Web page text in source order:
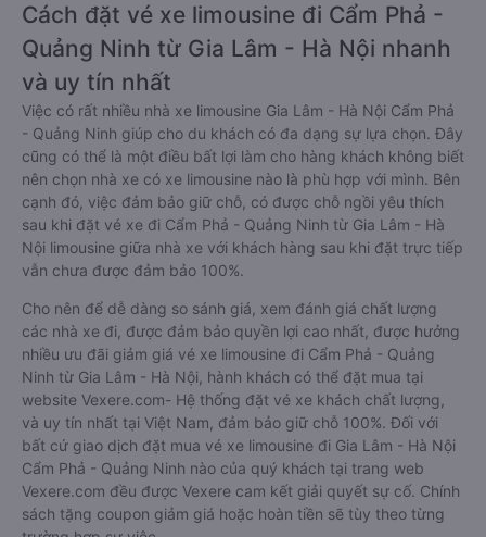
Cách đặt vé xe limousine đi Cẩm Phả -
Quảng Ninh từ Gia Lâm - Hà Nội nhanh
và uy tín nhất
Việc có rất nhiều nhà xe limousine Gia Lâm - Hà Nội Cẩm Phả
- Quảng Ninh giúp cho du khách có đa dạng sự lựa chọn. Đây
cũng có thể là một điều bất lợi làm cho hàng khách không biết
nên chọn nhà xe có xe limousine nào là phù hợp với mình. Bên
cạnh đó, việc đảm bảo giữ chỗ, có được chỗ ngồi yêu thích
sau khi đặt vé xe đi Cẩm Phả - Quảng Ninh từ Gia Lâm - Hà
Nội limousine giữa nhà xe với khách hàng sau khi đặt trực tiếp
vẫn chưa được đảm bảo 100%.
Cho nên để dễ dàng so sánh giá, xem đánh giá chất lượng
các nhà xe đi, được đảm bảo quyền lợi cao nhất, được hưởng
nhiều ưu đãi giảm giá vé xe limousine đi Cẩm Phả - Quảng
Ninh từ Gia Lâm - Hà Nội, hành khách có thể đặt mua tại
website Vexere.com- Hệ thống đặt vé xe khách chất lượng,
và uy tín nhất tại Việt Nam, đảm bảo giữ chỗ 100%. Đối với
bất cứ giao dịch đặt mua vé xe limousine đi Gia Lâm - Hà Nội
Cẩm Phả - Quảng Ninh nào của quý khách tại trang web
Vexere.com đều được Vexere cam kết giải quyết sự cố. Chính
sách tặng coupon giảm giá hoặc hoàn tiền sẽ tùy theo từng